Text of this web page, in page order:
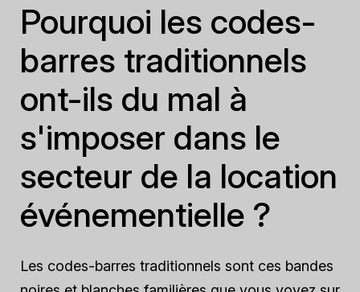
Pourquoi les codes-
barres traditionnels
ont-ils du mal à
s'imposer dans le
secteur de la location
événementielle ?
Les codes-barres traditionnels sont ces bandes